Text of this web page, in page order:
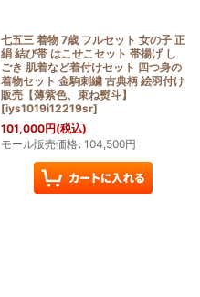
七五三 着物 7歳 フルセット 女の子 正
絹 結び帯 はこせこセット 帯揚げ し
ごき 肌着など着付けセット 四つ身の
着物セット 金駒刺繍 古典柄 絵羽付け
販売【薄紫色、束ね熨斗】
[iys1019i12219sr]
101,000円(税込)
モール販売価格: 104,500円